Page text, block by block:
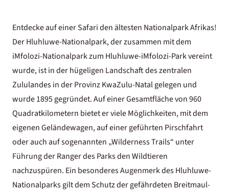
Entdecke auf einer Safari den ältesten Nationalpark Afrikas!
Der Hluhluwe-Nationalpark, der zusammen mit dem
iMfolozi-Nationalpark zum Hluhluwe-iMfolozi-Park vereint
wurde, ist in der hügeligen Landschaft des zentralen
Zululandes in der Provinz KwaZulu-Natal gelegen und
wurde 1895 gegründet. Auf einer Gesamtfläche von 960
Quadratkilometern bietet er viele Möglichkeiten, mit dem
eigenen Geländewagen, auf einer geführten Pirschfahrt
oder auch auf sogenannten „Wilderness Trails“ unter
Führung der Ranger des Parks den Wildtieren
nachzuspüren. Ein besonderes Augenmerk des Hluhluwe-
Nationalparks gilt dem Schutz der gefährdeten Breitmaul-